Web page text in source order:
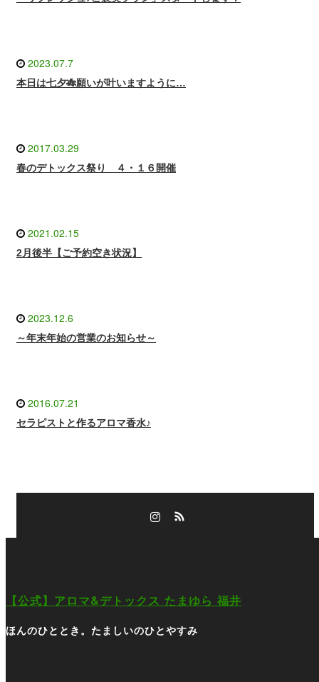
2023.07.7
本日は七夕🎋願いが叶いますように…
2017.03.29
春のデトックス祭り ４・１６開催
2021.02.15
2月後半【ご予約空き状況】
2023.12.6
～年末年始の営業のお知らせ～
2016.07.21
セラピストと作るアロマ香水♪
【公式】アロマ&デトックス たまゆら 福井
ほんのひととき。たましいのひとやすみ